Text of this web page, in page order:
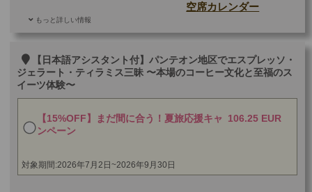
もっと詳しい情報
空席カレンダー
その他
ツアーコード MBR34
【日本語アシスタント付】パンテオン地区でエスプレッソ・
ジェラート・ティラミス三昧 〜本場のコーヒー文化と至福のス
イーツ体験〜
【15%OFF】まだ間に合う！夏旅応援キャ
ンペーン
106.25 EUR
対象期間:2026年7月2日~2026年9月30日